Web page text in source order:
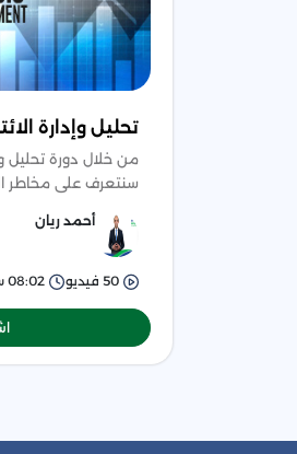
تحليل وإدارة
من خلال دورة تحليل
سنتعرف على مخاطر
البنوك التجارية
أحمد ريان
50 فيديو 08:02